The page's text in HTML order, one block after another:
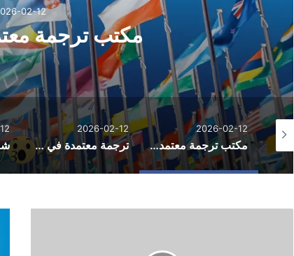
02-12
مكتب ترجمة
2026-02-12
مكتب ترجمة معتمد في الخبر
2026-02-12
ترجمة معتمدة في جدة